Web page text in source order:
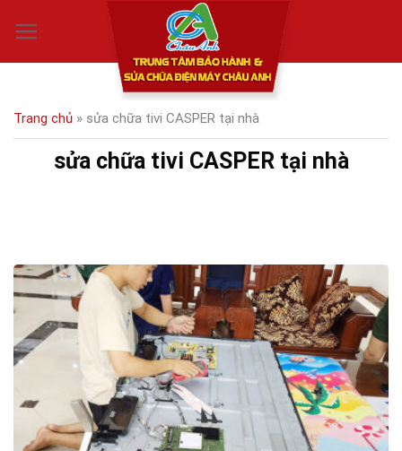
Trang chủ » sửa chữa tivi CASPER tại nhà
sửa chữa tivi CASPER tại nhà